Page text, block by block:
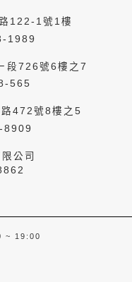
122-1號1樓
1989
段726號6樓之7
565
472號8樓之5
公司
~ 19:00